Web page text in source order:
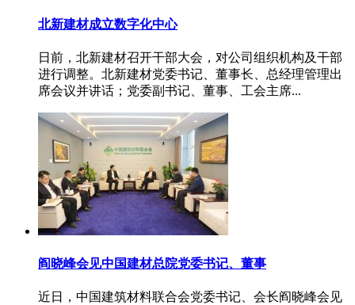
北新建材成立数字化中心
日前，北新建材召开干部大会，对公司组织机构及干部
进行调整。北新建材党委书记、董事长、总经理管理出
席会议并讲话；党委副书记、董事、工会主席...
阎晓峰会见中国建材总院党委书记、董事
近日，中国建筑材料联合会党委书记、会长阎晓峰会见